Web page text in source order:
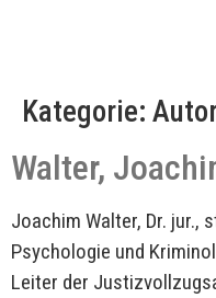
Kategorie:
Walter,
Joachim Walter, Dr. jur.,
Psychologie und
Leiter der